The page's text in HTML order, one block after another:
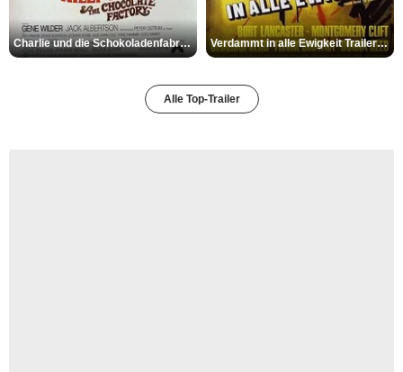
Charlie und die Schokoladenfabrik Trailer OV Verdammt in alle Ewigkeit Trailer OV
Alle Top-Trailer